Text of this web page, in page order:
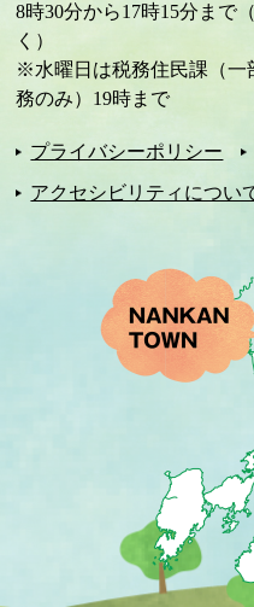
8時30分から17時15分まで
く）
※水曜日は税務住民課（一
務のみ）19時まで
プライバシーポリシー
アクセシビリティについ